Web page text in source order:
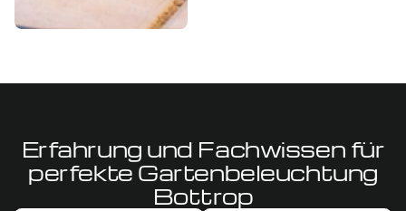
Erfahrung und Fachwissen für
perfekte Gartenbeleuchtung
Bottrop